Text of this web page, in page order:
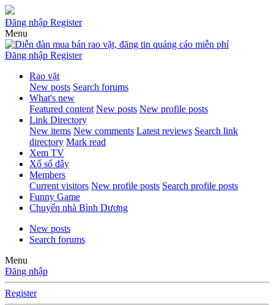
Đăng nhập Register
Menu
Đăng nhập Register
Rao vặt
New posts Search forums
What's new
Featured content New posts New profile posts
Link Directory
New items New comments Latest reviews Search link
directory Mark read
Xem TV
Xổ số đây
Members
Current visitors New profile posts Search profile posts
Funny Game
Chuyển nhà Bình Dương
New posts
Search forums
Menu
Đăng nhập
Register